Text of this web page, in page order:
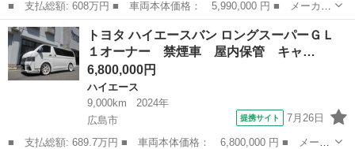
■ 支払総額: 608万円 ■ 車両本体価格： 5,990,000 円 ■ メーカー
名： トヨタ ■ 車種名： ハイエースバン ■ グレード名： Ｓロ
ングＤＸ ダーウィンＱ３・４ＷＤ・新品家庭用エアコン・９インチ
オーディオ...
広島 広島市 ハイエース
トヨタ ハイエースバン ロングスーパーＧＬ
１オーナー 禁煙車 屋内保管 キャ…
6,800,000円
ハイエース
9,000km
2024年
広島市
提携サイト 7月26日
■ 支払総額: 689.7万円 ■ 車両本体価格： 6,800,000 円 ■ メーカ